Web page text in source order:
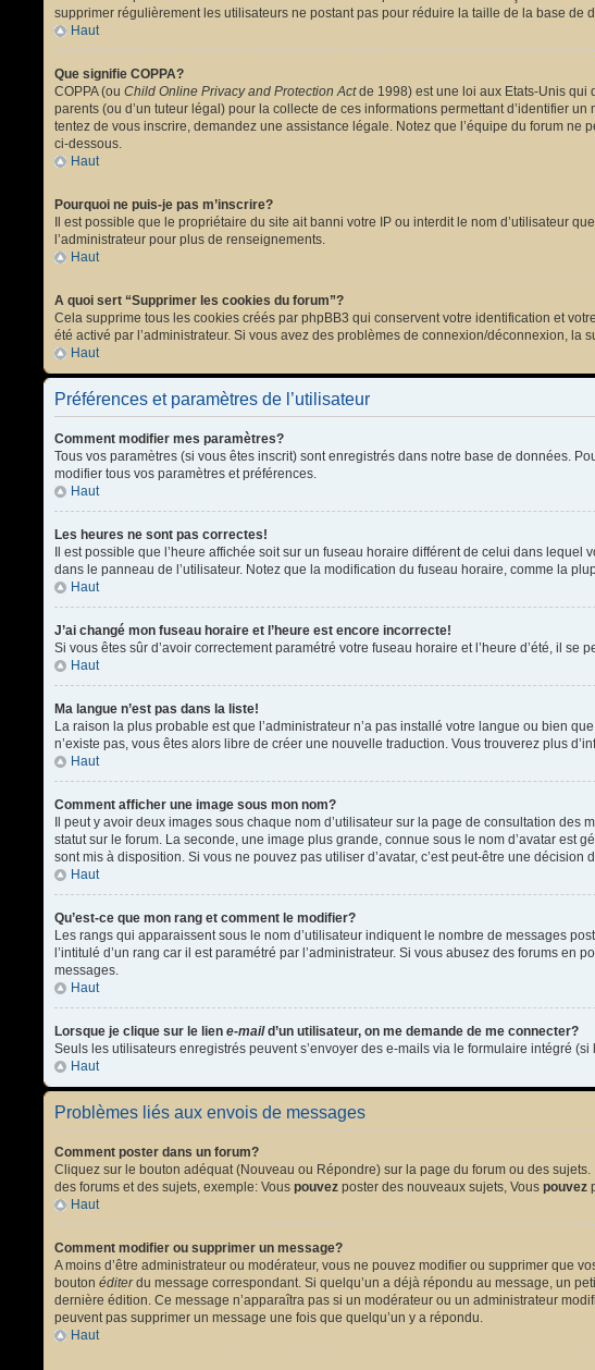
supprimer régulièrement les utilisateurs ne postant pas pour réduire la taille de la base
Haut
Que signifie COPPA?
COPPA (ou Child Online Privacy and Protection Actde 1998) est une loi aux Etats-Unis qui
parents (ou d’un tuteur légal) pour la collecte de ces informations permettant d’identifier
tentez de vous inscrire, demandez une assistance légale. Notez que l’équipe du forum
ci-dessous.
Haut
Pourquoi ne puis-je pas m’inscrire?
Il est possible que le propriétaire du site ait banni votre IP ou interdit le nom d’utilisateur
l’administrateur pour plus de renseignements.
Haut
A quoi sert “Supprimer les cookies du forum”?
Cela supprime tous les cookies créés par phpBB3 qui conservent votre identification et
été activé par l’administrateur. Si vous avez des problèmes de connexion/déconnexion, la
Haut
Préférences et paramètres de l’utilisateur
Comment modifier mes paramètres?
Tous vos paramètres (si vous êtes inscrit) sont enregistrés dans notre base de données.
modifier tous vos paramètres et préférences.
Haut
Les heures ne sont pas correctes!
Il est possible que l’heure affichée soit sur un fuseau horaire différent de celui dans
dans le panneau de l’utilisateur. Notez que la modification du fuseau horaire, comme la
Haut
J’ai changé mon fuseau horaire et l’heure est encore incorrecte!
Si vous êtes sûr d’avoir correctement paramétré votre fuseau horaire et l’heure d’été, il
Haut
Ma langue n’est pas dans la liste!
La raison la plus probable est que l’administrateur n’a pas installé votre langue ou bien
n’existe pas, vous êtes alors libre de créer une nouvelle traduction. Vous trouverez plus
Haut
Comment afficher une image sous mon nom?
Il peut y avoir deux images sous chaque nom d’utilisateur sur la page de consultation
statut sur le forum. La seconde, une image plus grande, connue sous le nom d’avatar est
sont mis à disposition. Si vous ne pouvez pas utiliser d’avatar, c’est peut-être une
Haut
Qu’est-ce que mon rang et comment le modifier?
Les rangs qui apparaissent sous le nom d’utilisateur indiquent le nombre de messages
l’intitulé d’un rang car il est paramétré par l’administrateur. Si vous abusez des forums
messages.
Haut
Lorsque je clique sur le lien e-maild’un utilisateur, on me demande de me connecter?
Seuls les utilisateurs enregistrés peuvent s’envoyer des e-mails via le formulaire intégré
Haut
Problèmes liés aux envois de messages
Comment poster dans un forum?
Cliquez sur le bouton adéquat (Nouveau ou Répondre) sur la page du forum ou des
des forums et des sujets, exemple: Vous pouvez poster des nouveaux sujets, Vous pouvez
Haut
Comment modifier ou supprimer un message?
A moins d’être administrateur ou modérateur, vous ne pouvez modifier ou supprimer que
bouton éditerdu message correspondant. Si quelqu’un a déjà répondu au message, un
dernière édition. Ce message n’apparaîtra pas si un modérateur ou un administrateur
peuvent pas supprimer un message une fois que quelqu’un y a répondu.
Haut